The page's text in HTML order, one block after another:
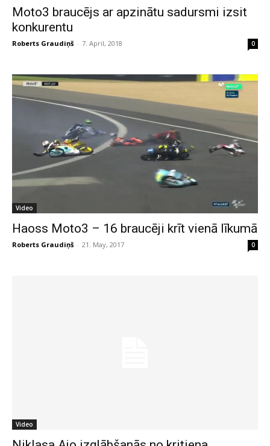
Moto3 braucējs ar apzinātu sadursmi izsit
konkurentu
Roberts Graudiņš - 7. April, 2018 0
Video
Haoss Moto3 – 16 braucēji krīt vienā līkumā
Roberts Graudiņš - 21. May, 2017 0
Video